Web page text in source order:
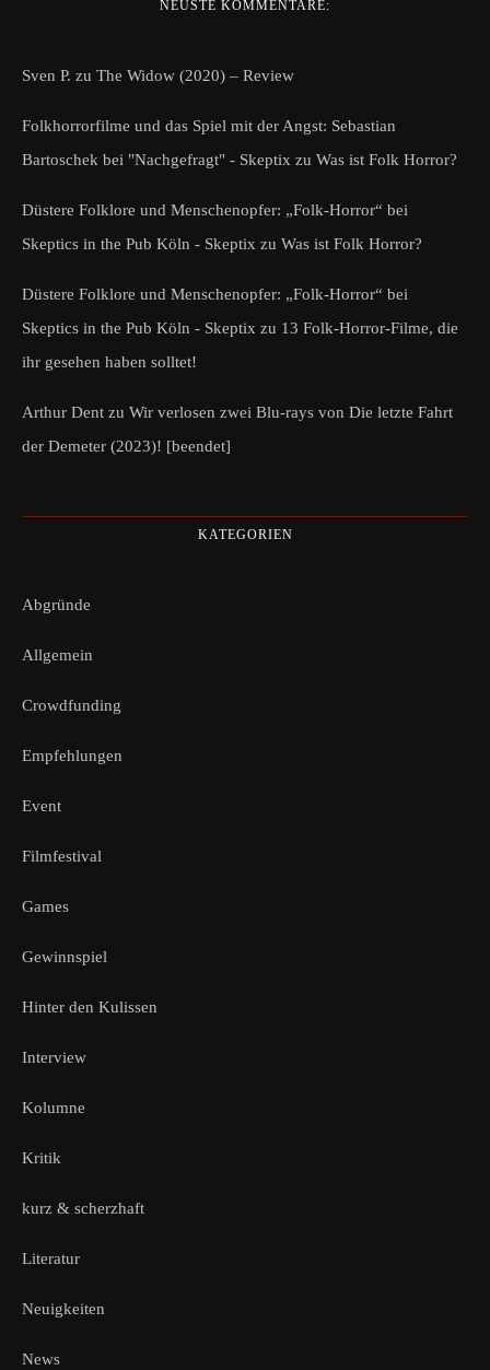
NEUSTE KOMMENTARE:
Sven P. zu The Widow (2020) – Review
Folkhorrorfilme und das Spiel mit der Angst: Sebastian
Bartoschek bei "Nachgefragt" - Skeptix zu Was ist Folk Horror?
Düstere Folklore und Menschenopfer: „Folk-Horror“ bei
Skeptics in the Pub Köln - Skeptix zu Was ist Folk Horror?
Düstere Folklore und Menschenopfer: „Folk-Horror“ bei
Skeptics in the Pub Köln - Skeptix zu 13 Folk-Horror-Filme, die
ihr gesehen haben solltet!
Arthur Dent zu Wir verlosen zwei Blu-rays von Die letzte Fahrt
der Demeter (2023)! [beendet]
KATEGORIEN
Abgründe
Allgemein
Crowdfunding
Empfehlungen
Event
Filmfestival
Games
Gewinnspiel
Hinter den Kulissen
Interview
Kolumne
Kritik
kurz & scherzhaft
Literatur
Neuigkeiten
News